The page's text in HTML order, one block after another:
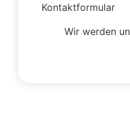
Kontaktformular
Wir werden